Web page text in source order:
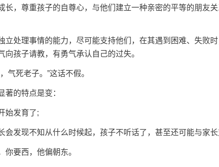
，尊重孩子的自尊心，与他们建立一种亲密的平等的朋友关
处理事情的能力，尽可能支持他们，在其遇到困难、失败时
向孩子请教，有勇气承认自己的过失。
死老子。”这话不假。
的特点是变：
发育了;
发现不知从什么时候起，孩子不听话了，甚至还可能与家长
要西，他偏朝东。